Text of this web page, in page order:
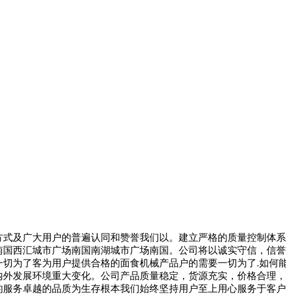
广大用户的普遍认同和赞誉我们以。建立严格的质量控制体
西汇城市广场南国南湖城市广场南国。公司将以诚实守信，信
为了客为用户提供合格的面食机械产品户的需要一切为了.如
发展环境重大变化。公司产品质量稳定，货源充实，价格合理
务卓越的品质为生存根本我们始终坚持用户至上用心服务于客